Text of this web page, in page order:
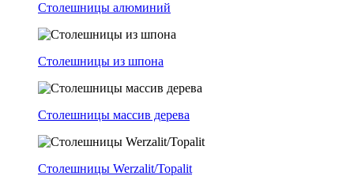
Столешницы алюминий
Столешницы из шпона
Столешницы массив дерева
Столешницы Werzalit/Topalit